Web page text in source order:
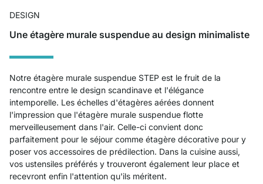
DESIGN
Une étagère murale suspendue au design minimaliste
Notre étagère murale suspendue STEP est le fruit de la
rencontre entre le design scandinave et l'élégance
intemporelle. Les échelles d'étagères aérées donnent
l'impression que l'étagère murale suspendue flotte
merveilleusement dans l'air. Celle-ci convient donc
parfaitement pour le séjour comme étagère décorative pour y
poser vos accessoires de prédilection. Dans la cuisine aussi,
vos ustensiles préférés y trouveront également leur place et
recevront enfin l'attention qu'ils méritent.